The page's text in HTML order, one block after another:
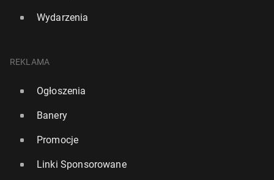
Wydarzenia
REKLAMA
Ogłoszenia
Banery
Promocje
Linki Sponsorowane